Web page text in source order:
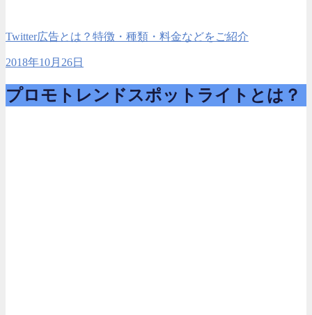
Twitter広告とは？特徴・種類・料金などをご紹介
2018年10月26日
プロモトレンドスポットライトとは？